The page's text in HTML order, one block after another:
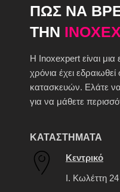
ΠΩΣ ΝΑ
ΤΗΝ
H Inoxexpert είναι μια
χρόνια έχει
κατασκευών. Ελάτε
για να μάθετε
ΚΑΤΑΣΤΗΜΑΤΑ
Κεντρικό
Ι. Κωλέττη 24